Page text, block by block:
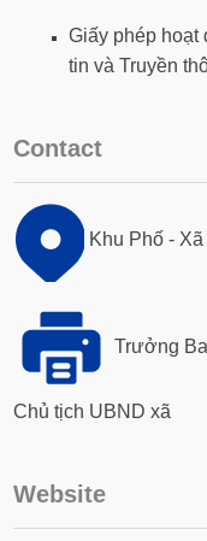
Giấy phép hoạt
tin và Truyền
Contact
Khu Phố -
Trưởng
Chủ tịch UBND xã
Website